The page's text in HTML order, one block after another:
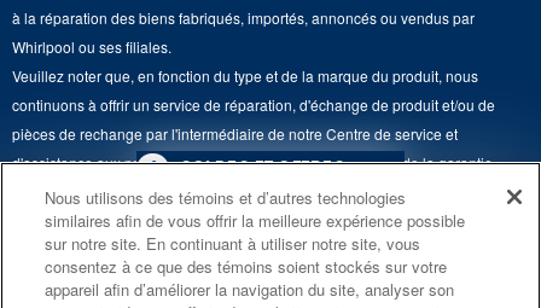
Services d'abonnement
Résidents du Québec
Whirlpool au Canada
à la réparation des biens fabriqués, importés, annoncés ou vendus par
Whirlpool ou ses filiales.
Veuillez noter que, en fonction du type et de la marque du produit, nous
continuons à offrir un service de réparation, d'échange de produit et/ou de
pièces de rechange par l'intermédiaire de notre Centre de service et
d'assistance aux propriétaires, sous réserve des conditions de la garantie
limitée du fabricant. Pour plus d'informations, veuillez consulter les sites Web
de nos différentes marques sous la rubrique « Service et assistance » ou
appeler le 1-800-807-6777. Pour InSinkErator, appelez le 1-800-561-1700.
Ce marchand en ligne est situé au 200-6750, avenue Century, Mississauga
4 SOLDES ET OFFRES
PROMOTION DES
ENSEMBLES DE CUISINE
Finit le 8/26/26
ÉCONOMISEZ JUSQU’À 300 $*
ACTUELLEMENT
DISPONIBLE
CENTRE DE
Nous utilisons des témoins et d’autres technologies
similaires afin de vous offrir la meilleure expérience possible
sur notre site. En continuant à utiliser notre site, vous
consentez à ce que des témoins soient stockés sur votre
appareil afin d’améliorer la navigation du site, analyser son